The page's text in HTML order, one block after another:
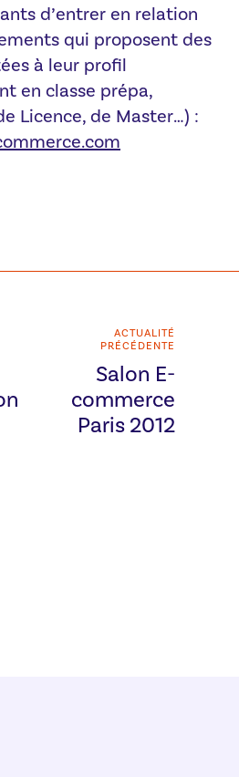
d’entrer en relation
qui proposent des
à leur profil
en classe prépa,
Licence, de Master…) :
ACTUALITÉ
PRÉCÉDENTE
Salon E-
commerce
Paris 2012